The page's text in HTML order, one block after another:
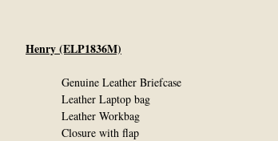
Henry (ELP1836M)
Genuine Leather Briefcase
Leather Laptop bag
Leather Workbag
Closure with flap